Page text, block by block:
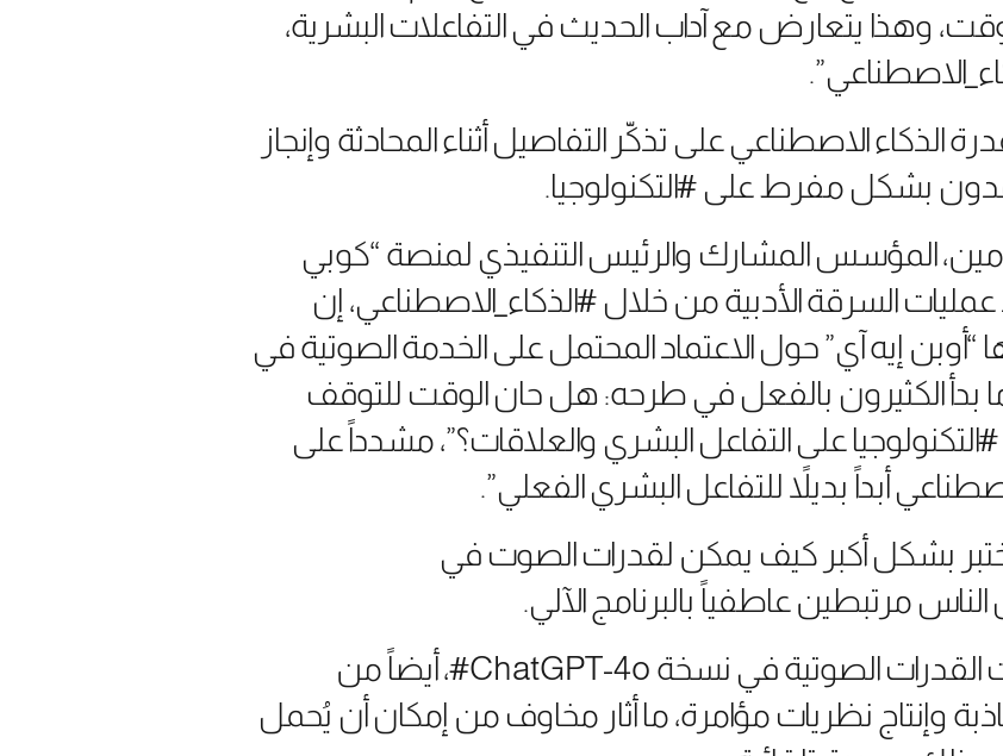
وهذا يتعارض مع آداب الحديث في التفاعلات البشرية،
الذكاء الاصطناعي على تذكّر التفاصيل أثناء المحادثة وإنجاز
بشكل مفرط على #التكنولوجيا.
المؤسس المشارك والرئيس التنفيذي لمنصة “كوبي
السرقة الأدبية من خلال #الذكاء_الاصطناعي، إن
“أوبن إيه آي” حول الاعتماد المحتمل على الخدمة الصوتية في
بدأ الكثيرون بالفعل في طرحه: هل حان الوقت للتوقف
على التفاعل البشري والعلاقات؟”، مشدداً على
أبداً بديلاً للتفاعل البشري الفعلي”.
بشكل أكبر كيف يمكن لقدرات الصوت في
مرتبطين عاطفياً بالبرنامج الآلي.
وقد تمكنت الفرق التي اختبرت القدرات الصوتية في نسخة ChatGPT-4o#، أيضاً من
وإنتاج نظريات مؤامرة، ما أثار مخاوف من إمكان أن يُحمل